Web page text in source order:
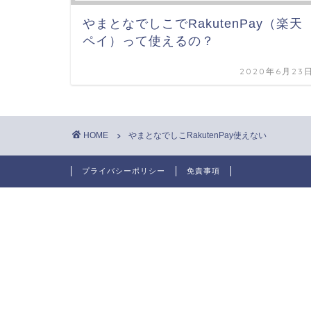
やまとなでしこでRakutenPay（楽天
ペイ）って使えるの？
2020年6月23
HOME やまとなでしこRakutenPay使えない
プライバシーポリシー 免責事項